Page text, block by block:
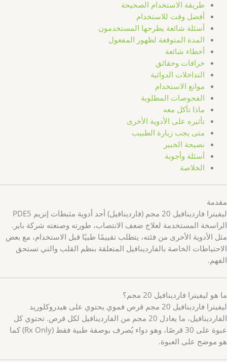
طريقة الاستخدام الصحيحة
أفضل وقت للاستخدام
أسئلة شائعة يطرحها المستخدمون
المدة المتوقعة لظهور المفعول
أخطاء شائعة
خرافات وحقائق
التداخلات الدوائية
موانع الاستخدام
الفحوصات المطلوبة
ماذا تأكل معه
تأثيره على الأدوية الأخرى
متى يجب زيارة الطبيب
نصيحة الخبير
أسئلة وأجوبة
الخلاصة
مقدمة
ليفيترا فاردينافيل 20 مجم (فاردينافيل) أحد أدوية مثبطات إنزيم PDE5
الراسخة المستخدمة لعلاج ضعف الانتصاب، طورته وصنعته شركة باير.
مثل الأدوية الأخرى من فئته، يتطلب تقييمًا طبيًا قبل الاستخدام، مع بعض
الاحتياطات الخاصة بالفاردينافيل المتعلقة بنظم القلب والتي تستحق
الفهم.
ما هو ليفيترا فاردينافيل 20 مجم؟
ليفيترا فاردينافيل 20 مجم قرص فموي يحتوي على هيدروكلوريد
الفاردينافيل، ما يعادل 20 مجم من الفاردينافيل لكل قرص. تحتوي كل
عبوة على 30 قرصًا، وهو دواء يُصرف بوصفة طبية فقط (Rx Only) كما
هو موضح على العبوة.